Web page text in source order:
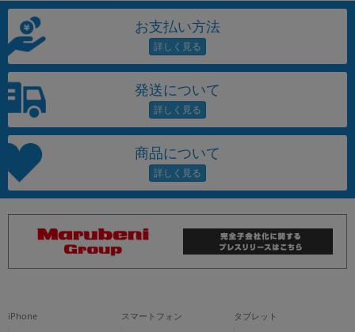
お支払い方法
発送について
商品について
iPhone スマートフォン タブレット